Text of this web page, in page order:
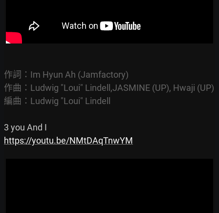
作詞：Im Hyun Ah (Jamfactory)
作曲：Ludwig "Loui" Lindell,JASMINE (UP), Hwaji (UP)
編曲：Ludwig "Loui" Lindell
https://youtu.be/NMtDAqTnwYM